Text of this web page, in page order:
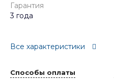
Гарантия
3 года
Все характеристики
Способы оплаты